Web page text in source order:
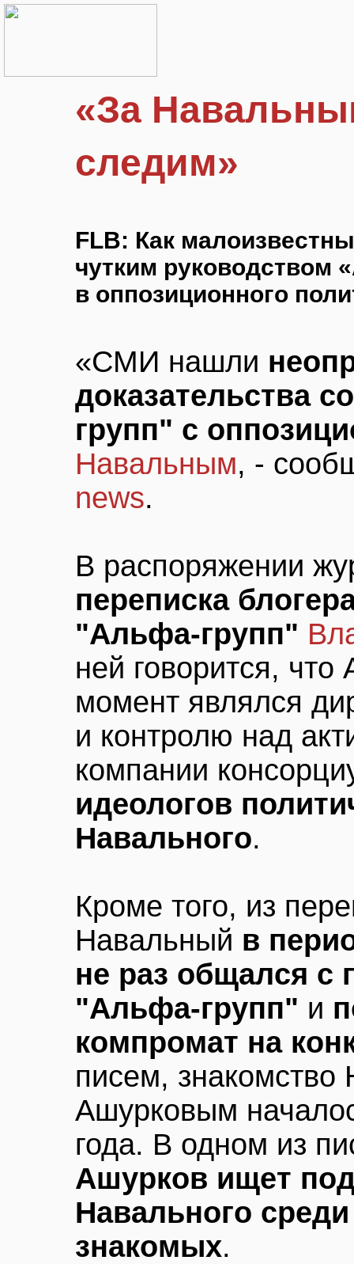
«За
следим»
FLB: Как
чутким руководством
в оппозиционного
«СМИ нашли
доказательства
групп" с
Навальным, -
news.
В распоряжении
переписка
"Альфа-групп"
ней говорится,
момент являлся
и контролю над
компании
идеологов
Навального.
Кроме того, из
Навальный в
не раз общался с
"Альфа-групп" и
компромат на
писем, знакомство
Ашурковым
года. В одном из
Ашурков ищет
Навального
знакомых.